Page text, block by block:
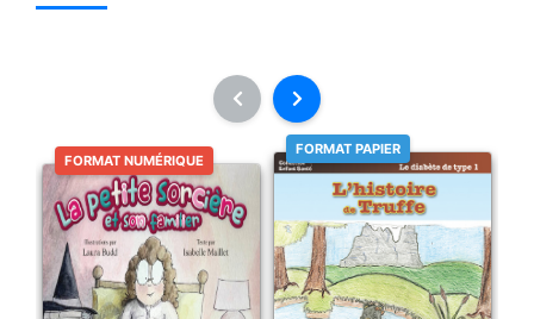
FORMAT NUMÉRIQUE
FORMAT PAPIER